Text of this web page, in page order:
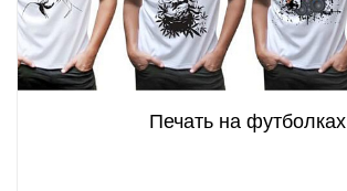
Печать на футболках